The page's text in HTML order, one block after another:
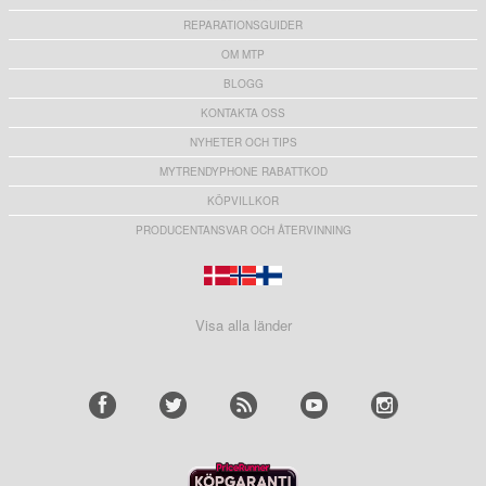
REPARATIONSGUIDER
OM MTP
BLOGG
KONTAKTA OSS
NYHETER OCH TIPS
MYTRENDYPHONE RABATTKOD
KÖPVILLKOR
PRODUCENTANSVAR OCH ÅTERVINNING
Visa alla länder